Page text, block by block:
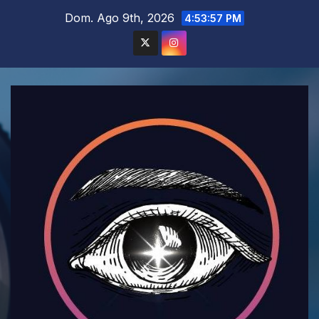
Dom. Ago 9th, 2026 4:53:58 PM